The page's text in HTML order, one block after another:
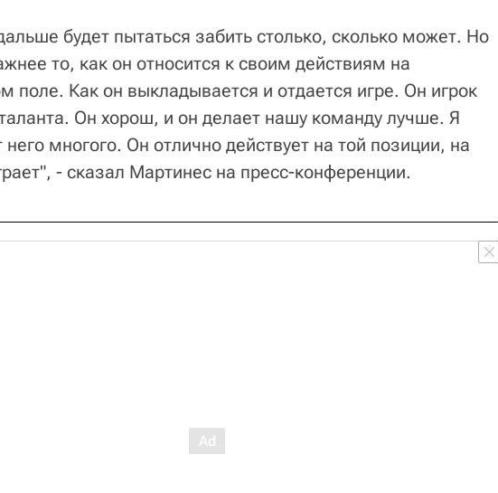
будет пытаться забить столько, сколько может. Но
то, как он относится к своим действиям на
поле. Как он выкладывается и отдается игре. Он игрок
Он хорош, и он делает нашу команду лучше. Я
многого. Он отлично действует на той позиции, на
- сказал Мартинес на пресс-конференции.